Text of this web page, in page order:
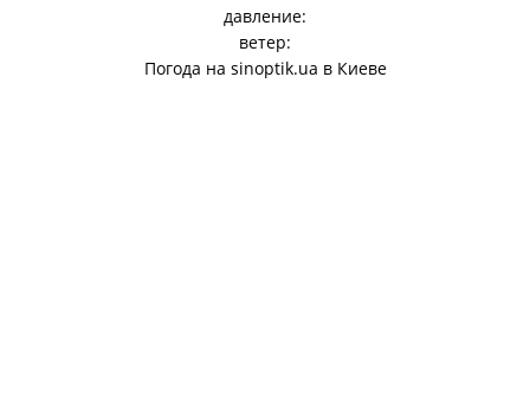
давление:
ветер:
Погода на sinoptik.ua в Киеве